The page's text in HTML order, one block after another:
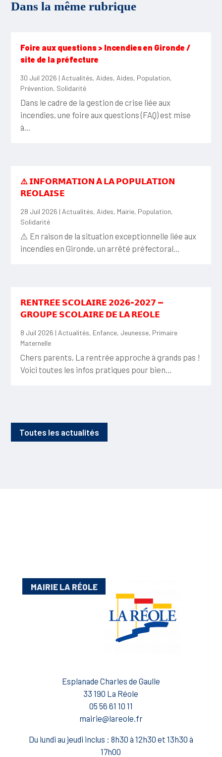
Dans la même rubrique
Foire aux questions > Incendies en Gironde /
site de la préfecture
30 Juil 2026 | Actualités, Aides, Aides, Population,
Prévention, Solidarité
Dans le cadre de la gestion de crise liée aux
incendies, une foire aux questions (FAQ) est mise
à...
⚠️ 𝗜𝗡𝗙𝗢𝗥𝗠𝗔𝗧𝗜𝗢𝗡 𝗔̀ 𝗟𝗔 𝗣𝗢𝗣𝗨𝗟𝗔𝗧𝗜𝗢𝗡
𝗥𝗘́𝗢𝗟𝗔𝗜𝗦𝗘
28 Juil 2026 | Actualités, Aides, Mairie, Population,
Solidarité
⚠️ En raison de la situation exceptionnelle liée aux
incendies en Gironde, un arrêté préfectoral...
𝗥𝗘𝗡𝗧𝗥𝗘́𝗘 𝗦𝗖𝗢𝗟𝗔𝗜𝗥𝗘 𝟮𝟬𝟮𝟲-𝟮𝟬𝟮𝟳 —
𝗚𝗥𝗢𝗨𝗣𝗘 𝗦𝗖𝗢𝗟𝗔𝗜𝗥𝗘 𝗗𝗘 𝗟𝗔 𝗥𝗘́𝗢𝗟𝗘
8 Juil 2026 | Actualités, Enfance, Jeunesse, Primaire
Maternelle
Chers parents, La rentrée approche à grands pas !
Voici toutes les infos pratiques pour bien...
Toutes les actualités
MAIRIE LA RÉOLE
Esplanade Charles de Gaulle
33 190 La Réole
05 56 61 10 11
mairie@lareole.fr
Du lundi au jeudi inclus : 8h30 à 12h30 et 13h30 à
17h00